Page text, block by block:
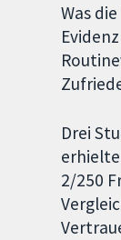
Was
Drei
2/250